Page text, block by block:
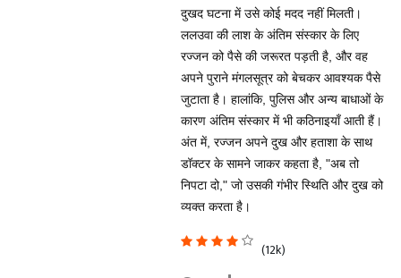
दुखद घटना में उसे कोई मदद नहीं मिलती।
ललउवा की लाश के अंतिम संस्कार के लिए
रज्जन को पैसे की जरूरत पड़ती है, और वह
अपने पुराने मंगलसूत्र को बेचकर आवश्यक पैसे
जुटाता है। हालांकि, पुलिस और अन्य बाधाओं के
कारण अंतिम संस्कार में भी कठिनाइयाँ आती हैं।
अंत में, रज्जन अपने दुख और हताशा के साथ
डॉक्टर के सामने जाकर कहता है, "अब तो
निपटा दो," जो उसकी गंभीर स्थिति और दुख को
व्यक्त करता है।
(12k)